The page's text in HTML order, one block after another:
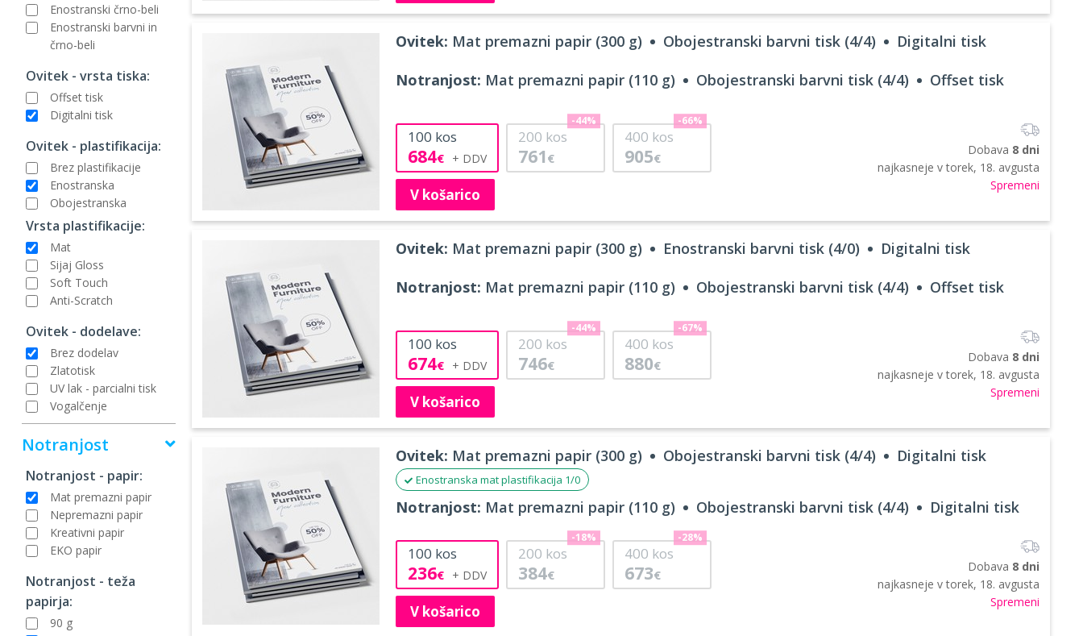
Enostranski črno-beli
Enostranski barvni in
črno-beli
Ovitek - vrsta tiska:
Offset tisk
Digitalni tisk
Ovitek - plastifikacija:
Brez plastifikacije
Enostranska
Obojestranska
Vrsta plastifikacije:
Mat
Sijaj Gloss
Soft Touch
Anti-Scratch
Ovitek - dodelave:
Brez dodelav
Zlatotisk
UV lak - parcialni tisk
Vogalčenje
Notranjost
Notranjost - papir:
Mat premazni papir
Nepremazni papir
Kreativni papir
EKO papir
Notranjost - teža
papirja:
90 g
Ovitek: Mat premazni papir (300 g) Obojestranski barvni tisk (4/4) Digitalni tisk
Notranjost: Mat premazni papir (110 g) Obojestranski barvni tisk (4/4) Offset tisk
100 kos
684€
200 kos
761 €
-44%
400 kos
905€
-66%
V košarico
Dobava 8 dni
najkasneje vtorek, 18. avgusta
Spremeni
Ovitek: Mat premazni papir (300 g) Enostranski barvni tisk (4/0) Digitalni tisk
Notranjost: Mat premazni papir (110 g) Obojestranski barvni tisk (4/4) Offset tisk
100 kos
674€
200 kos
746€
-44%
400 kos
880€
-67%
V košarico
Dobava 8 dni
najkasneje vtorek, 18. avgusta
Spremeni
Ovitek: Mat premazni papir (300 g) Obojestranski barvni tisk (4/4) Digitalni tisk
Enostranska mat plastifikacija 1/0
Notranjost: Mat premazni papir (110 g) Obojestranski barvni tisk (4/4) Digitalni tisk
100 kos
236€
200 kos
384€
-18%
400 kos
673€
-28%
V košarico
Dobava 8 dni
najkasneje vtorek, 18. avgusta
Spremeni